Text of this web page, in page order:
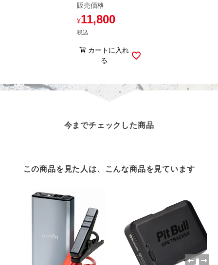
販売価格
¥11,800
税込
カートに入れ
る
今までチェックした商品
この商品を見た人は、こんな商品を見ています